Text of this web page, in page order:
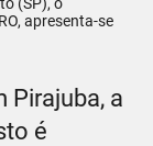
apresenta-se
Pirajuba, a
é